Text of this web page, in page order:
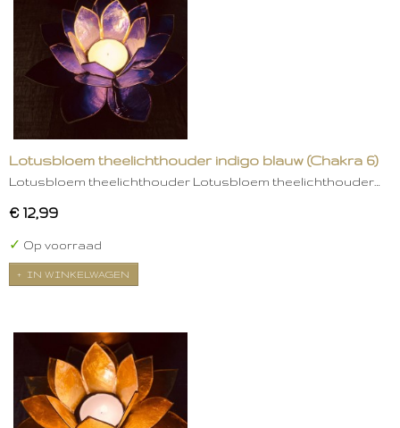
Lotusbloem theelichthouder indigo blauw (Chakra 6)
Lotusbloem theelichthouder Lotusbloem theelichthouder…
€ 12,99
✓ Op voorraad
IN WINKELWAGEN